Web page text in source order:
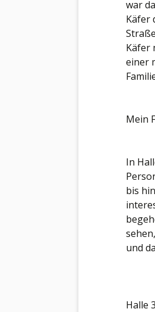
war
Käfer
Käfer
einer
Mein
In
bis
und
Halle